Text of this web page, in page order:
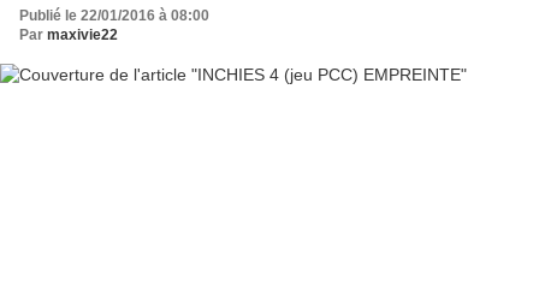
Publié le 22/01/2016 à 08:00
Par maxivie22